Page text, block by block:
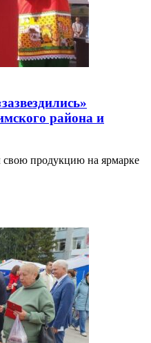
района и
продукцию на ярмарке